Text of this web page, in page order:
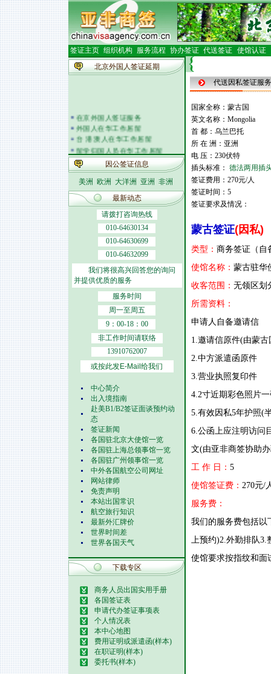
签证主页 组织机构 服务流程 协办签证 代送签证 使馆认证
北京外国人签证延期
在京外国人签证服务
外国人在华工作居留
台 港 澳人在华工作居留
留学归国人员在华工作居留
外籍人员体检
外国人在华开车
签证邀请函电
外商投资企业
外国(地区)企业常驻代表机构
北京市居民出境证件
因公签证信息
美洲 欧洲 大洋洲 亚洲 非洲
最新动态
请拨打咨询热线
010-64630134
010-64630699
010-64632099
我们将很高兴回答您的询问
并提供优质的服务
服务时间
周一至周五
9：00-18：00
非工作时间请联络
13910762007
或按此发E-Mail给我们
中心简介
出入境指南
赴美B1/B2签证面谈预约动
态
签证新闻
各国驻北京大使馆一览
各国驻上海总领事馆一览
各国驻广州领事馆一览
中外各国航空公司网址
网站律师
免责声明
本站出国常识
航空旅行知识
最新外汇牌价
世界时间差
世界各国天气
下载专区
商务人员出国实用手册
各国签证表
申请代办签证事项表
个人情况表
本中心地图
费用证明或派遣函(样本)
在职证明(样本)
委托书(样本)
代送因私签证服务
国家全称：蒙古国
英文名称：Mongolia
首 都：乌兰巴托
所 在 洲：亚洲
电 压：230伏特
插头标准： 德法两用插
签证费用：270元/人
签证时间：5
签证要求及情况：
蒙古签证(因私)
类型： 商务签证（自
使馆名称： 蒙古驻华
收客范围： 无领区划
所需资料：
申请人自备邀请信
1.邀请信原件(由蒙
2.中方派遣函原件
3.营业执照复印件
4.2寸近期彩色照片
5.有效因私5年护照(
6.公函上应注明访问
文(由亚非商签协助
工 作 日： 5
使馆签证费： 270元/
服务费：
我们的服务费包括以
上预约)2.外勤排队3.
使馆要求按指纹和面